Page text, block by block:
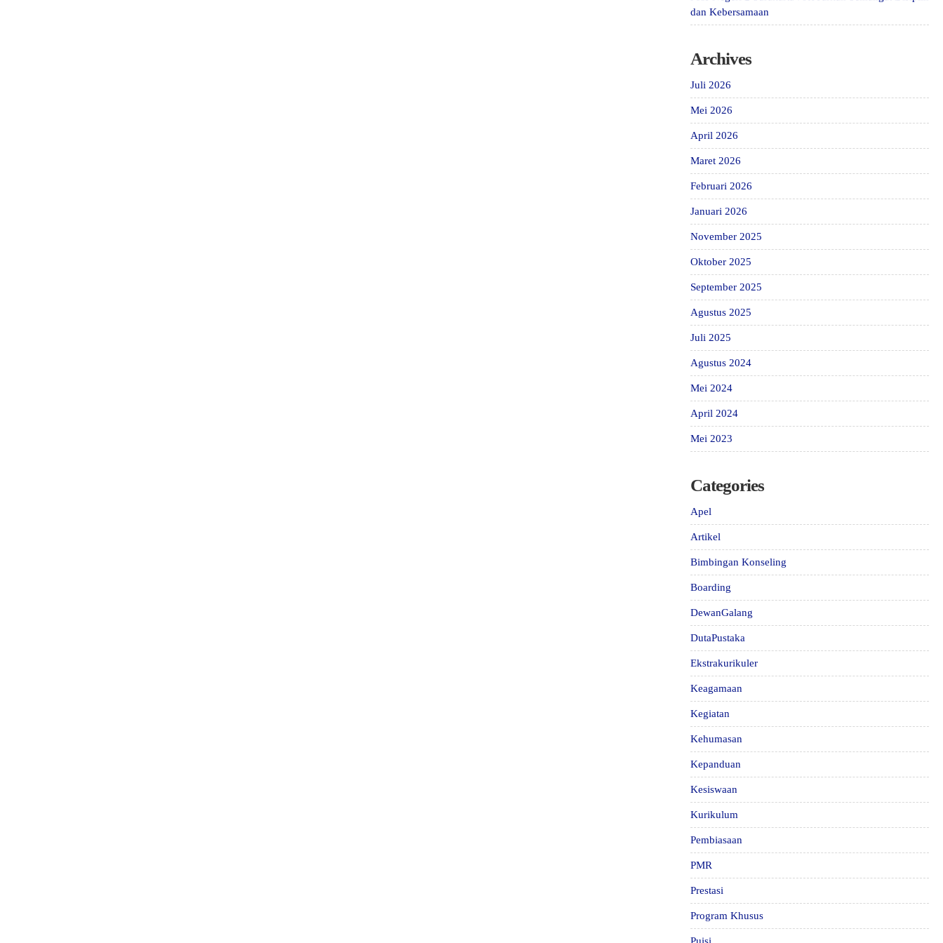
dan Kebersamaan
Archives
Juli 2026
Mei 2026
April 2026
Maret 2026
Februari 2026
Januari 2026
November 2025
Oktober 2025
September 2025
Agustus 2025
Juli 2025
Agustus 2024
Mei 2024
April 2024
Mei 2023
Categories
Apel
Artikel
Bimbingan Konseling
Boarding
DewanGalang
DutaPustaka
Ekstrakurikuler
Keagamaan
Kegiatan
Kehumasan
Kepanduan
Kesiswaan
Kurikulum
Pembiasaan
PMR
Prestasi
Program Khusus